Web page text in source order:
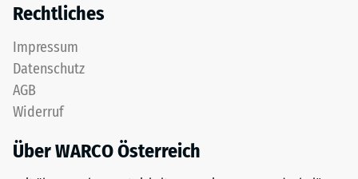
Rechtliches
Impressum
Datenschutz
AGB
Widerruf
Über WARCO Österreich